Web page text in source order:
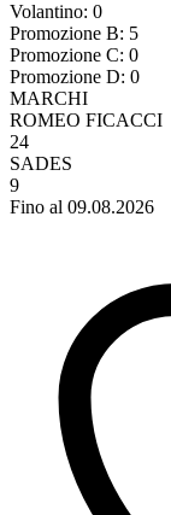
Volantino: 0
Promozione B: 5
Promozione C: 0
Promozione D: 0
MARCHI
ROMEO FICACCI
24
SADES
9
Fino al 09.08.2026